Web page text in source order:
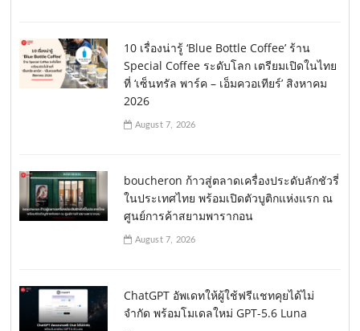
10 เรื่องน่ารู้ ‘Blue Bottle Coffee’ ร้าน
Special Coffee ระดับโลก เตรียมเปิดในไทย
ที่ ‘เซ็นทรัล พาร์ค – เอ็มควอเทียร์’ สิงหาคม
2026
August 7, 2026
boucheron ก้าวสู่ตลาดเครื่องประดับลักชัวรี่
ในประเทศไทย พร้อมเปิดตัวบูติกแห่งแรก ณ
ศูนย์การค้าสยามพารากอน
August 7, 2026
ChatGPT อัพเดทให้ผู้ใช้ฟรีแชทคุยได้ไม่
จำกัด พร้อมโมเดลใหม่ GPT-5.6 Luna